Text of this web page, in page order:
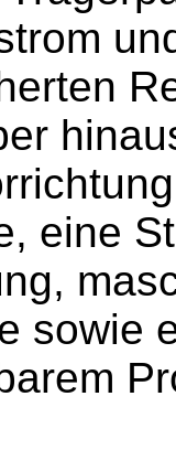
eine
sowie